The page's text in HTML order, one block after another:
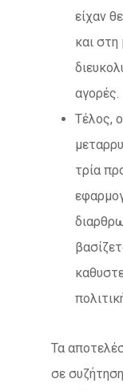
είχαν
και
αγορές.
Τέλος,
τρία
Τα
σε